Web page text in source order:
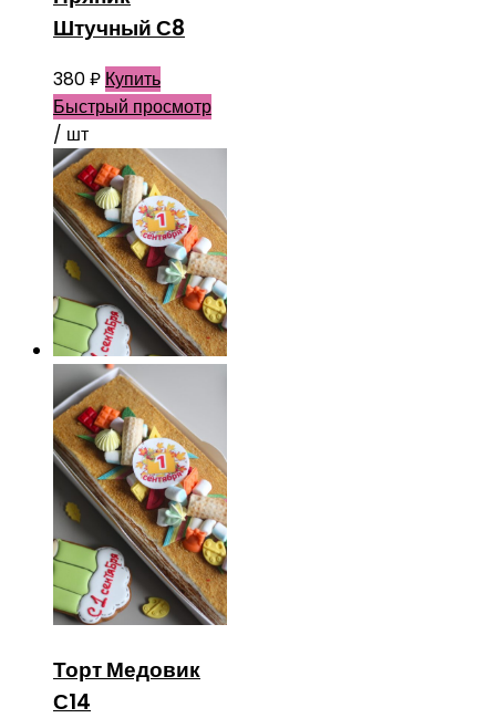
Штучный С8
380₽ Купить
Быстрый просмотр
/ шт
Торт Медовик
С14